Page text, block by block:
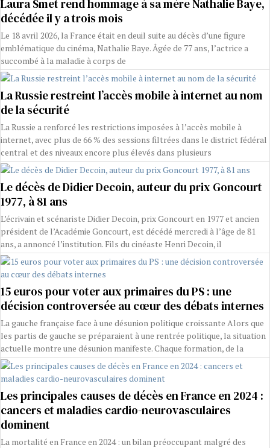
Laura Smet rend hommage à sa mère Nathalie Baye,
décédée il y a trois mois
Le 18 avril 2026, la France était en deuil suite au décès d’une figure
emblématique du cinéma, Nathalie Baye. Âgée de 77 ans, l’actrice a
succombé à la maladie à corps de
La Russie restreint l’accès mobile à internet au nom
de la sécurité
La Russie a renforcé les restrictions imposées à l’accès mobile à
internet, avec plus de 66 % des sessions filtrées dans le district fédéral
central et des niveaux encore plus élevés dans plusieurs
Le décès de Didier Decoin, auteur du prix Goncourt
1977, à 81 ans
L’écrivain et scénariste Didier Decoin, prix Goncourt en 1977 et ancien
président de l’Académie Goncourt, est décédé mercredi à l’âge de 81
ans, a annoncé l’institution. Fils du cinéaste Henri Decoin, il
15 euros pour voter aux primaires du PS : une
décision controversée au cœur des débats internes
La gauche française face à une désunion politique croissante Alors que
les partis de gauche se préparaient à une rentrée politique, la situation
actuelle montre une désunion manifeste. Chaque formation, de la
Les principales causes de décès en France en 2024 :
cancers et maladies cardio-neurovasculaires
dominent
La mortalité en France en 2024 : un bilan préoccupant malgré des